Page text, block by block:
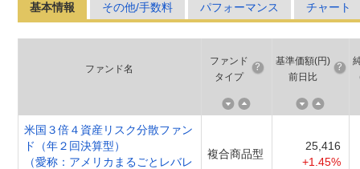
基本情報 その他/手数料 パフォーマンス チャート
ファンド名
ファンド
タイプ
基準価額(円)
前日比
米国３倍４資産リスク分散ファン
ド（年２回決算型）
（愛称：アメリカまるごとレバレ
複合商品型
25,416
+1.45%